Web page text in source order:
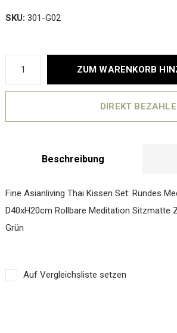
SKU: 301-G02
ZUM WARENKORB
DIREKT
Beschreibung
Fine Asianliving Thai Kissen Set: Rundes
D40xH20cm Rollbare Meditation Sitzmatte
Grün
Auf Vergleichsliste setzen